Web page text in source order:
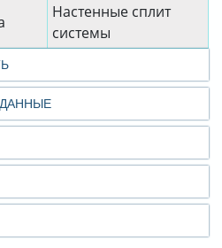
Настенные сплит
системы